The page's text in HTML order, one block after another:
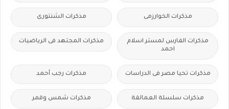
مذكرات الخوارزمى مذكرات الشنتورى
مذكرات الفارس لمستر اسلام
احمد
مذكرات المجتهد فى الرياضيات
مذكرات تحيا مصر فى الدراسات مذكرات رجب أحمد
مذكرات سلسلة العمالقة مذكرات شمس وقمر